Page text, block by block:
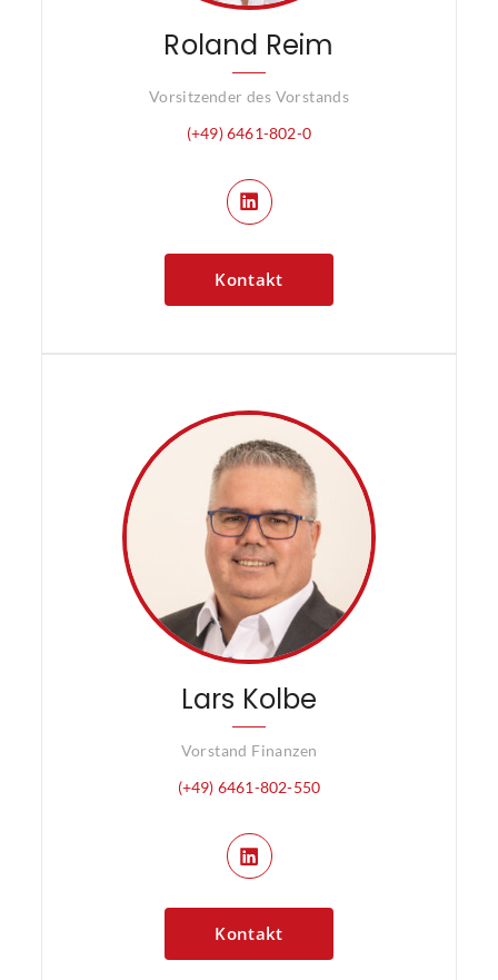
Roland Reim
Vorsitzender des Vorstands
(+49) 6461-802-0
Kontakt
Lars Kolbe
Vorstand Finanzen
(+49) 6461-802-550
Kontakt